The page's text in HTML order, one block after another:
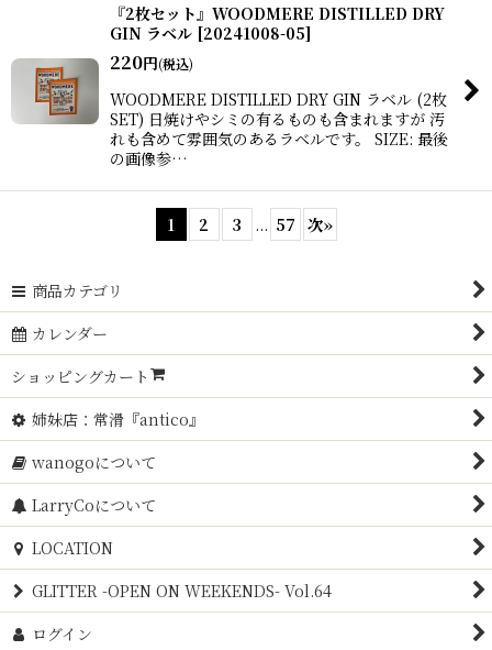
『2枚セット』WOODMERE DISTILLED DRY
GIN ラベル [20241008-05]
220円(税込)
WOODMERE DISTILLED DRY GIN ラベル (2枚
SET) 日焼けやシミの有るものも含まれますが 汚
れも含めて雰囲気のあるラベルです。 SIZE: 最後
の画像参…
1 2 3 ... 57 次»
商品カテゴリ
カレンダー
ショッピングカート
姉妹店：常滑『antico』
wanogoについて
LarryCoについて
LOCATION
GLITTER -OPEN ON WEEKENDS- Vol.64
ログイン